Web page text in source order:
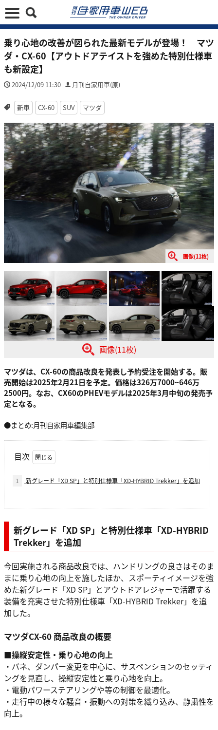
乗り心地の改善が図られた最新モデルが登場！ マツ
ダ・CX-60【アウトドアテイストを強めた特別仕様車
も新設定】
2024/12/09 11:30 月刊自家用車(原)
新車 CX-60 SUV マツダ
画像(11枚)
画像(11枚)
マツダは、CX-60の商品改良を発表し予約受注を開始する。販
売開始は2025年2月21日を予定。価格は326万7000~646万
2500円。なお、CX60のPHEVモデルは2025年3月中旬の発売予
定となる。
●まとめ:月刊自家用車編集部
目次
1 新グレード「XD SP」と特別仕様車「XD-HYBRID Trekker」を追加
新グレード「XD SP」と特別仕様車「XD-HYBRID
Trekker」を追加
今回実施される商品改良では、ハンドリングの良さはそのま
まに乗り心地の向上を施したほか、スポーティイメージを強
めた新グレード「XD SP」とアウトドアレジャーで活躍する
装備を充実させた特別仕様車「XD-HYBRID Trekker」を追
加した。
マツダCX-60 商品改良の概要
■操縦安定性・乗り心地の向上
・バネ、ダンパー変更を中心に、サスペンションのセッティ
ングを見直し、操縦安定性と乗り心地を向上。
・電動パワーステアリングや等の制御を最適化。
・走行中の様々な騒音・振動への対策を織り込み、静粛性を
向上。